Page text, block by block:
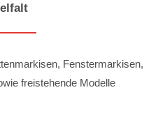
Fenstermarkisen,
freistehende Modelle